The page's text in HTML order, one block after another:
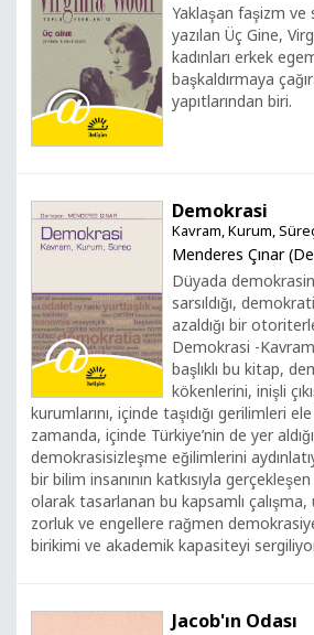
Yaklaşan faşizm ve
yazılan Üç Gine,
kadınları erkek
başkaldırmaya
yapıtlarından biri.
Demokrasi
Kavram, Kurum,
Menderes Çınar
Düyada
sarsıldığı,
azaldığı bir
Demokrasi -
başlıklı bu kitap,
kökenlerini, inişli
kurumlarını, içinde taşıdığı gerilimleri ele
zamanda, içinde Türkiye’nin de yer
demokrasisizleşme eğilimlerini
bir bilim insanının katkısıyla
olarak tasarlanan bu kapsamlı
zorluk ve engellere rağmen
birikimi ve akademik kapasiteyi
Jacob'ın Odası